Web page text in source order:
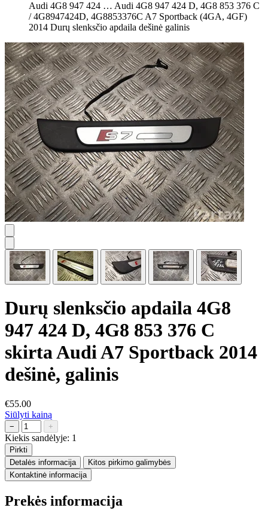
Audi 4G8 947 424 … Audi 4G8 947 424 D, 4G8 853 376 C
/ 4G8947424D, 4G8853376C A7 Sportback (4GA, 4GF)
2014 Durų slenksčio apdaila dešinė galinis
Durų slenksčio apdaila 4G8
947 424 D, 4G8 853 376 C
skirta Audi A7 Sportback 2014
dešinė, galinis
€55.00
Siūlyti kainą
− +
Kiekis sandėlyje: 1
Pirkti
Detalės informacija
Kitos pirkimo galimybės
Kontaktinė informacija
Prekės informacija